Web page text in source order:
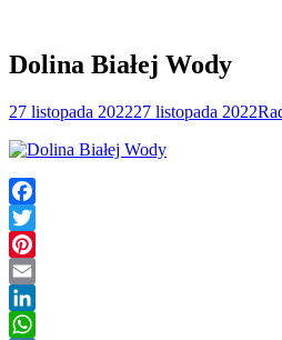
Dolina Białej Wody
27 listopada 202227 listopada 2022
Facebook
Twitter
Pinterest
Email
LinkedIn